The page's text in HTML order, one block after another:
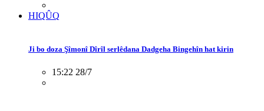
HIQÛQ
Ji bo doza Şîmonî Dîrîl serlêdana Dadgeha Bingehîn hat kirin
15:22 28/7